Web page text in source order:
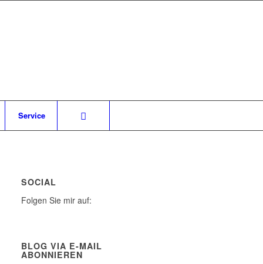
Service
SOCIAL
Folgen Sie mir auf:
BLOG VIA E-MAIL
ABONNIEREN